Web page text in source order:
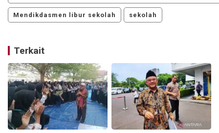
Mendikdasmen libur sekolah sekolah
Terkait